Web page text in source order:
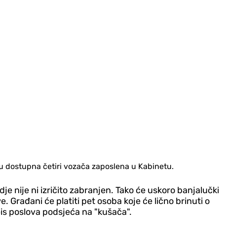
dostupna četiri vozača zaposlena u Kabinetu.
nije ni izričito zabranjen. Tako će uskoro banjalučki
Građani će platiti pet osoba koje će lično brinuti o
poslova podsjeća na "kušača".